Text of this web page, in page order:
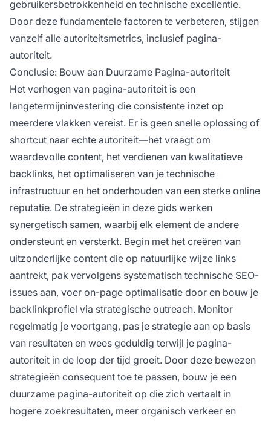
gebruikersbetrokkenheid en technische excellentie.
Door deze fundamentele factoren te verbeteren, stijgen
vanzelf alle autoriteitsmetrics, inclusief pagina-
autoriteit.
Conclusie: Bouw aan Duurzame Pagina-autoriteit
Het verhogen van pagina-autoriteit is een
langetermijninvestering die consistente inzet op
meerdere vlakken vereist. Er is geen snelle oplossing of
shortcut naar echte autoriteit—het vraagt om
waardevolle content, het verdienen van kwalitatieve
backlinks, het optimaliseren van je technische
infrastructuur en het onderhouden van een sterke online
reputatie. De strategieën in deze gids werken
synergetisch samen, waarbij elk element de andere
ondersteunt en versterkt. Begin met het creëren van
uitzonderlijke content die op natuurlijke wijze links
aantrekt, pak vervolgens systematisch technische SEO-
issues aan, voer on-page optimalisatie door en bouw je
backlinkprofiel via strategische outreach. Monitor
regelmatig je voortgang, pas je strategie aan op basis
van resultaten en wees geduldig terwijl je pagina-
autoriteit in de loop der tijd groeit. Door deze bewezen
strategieën consequent toe te passen, bouw je een
duurzame pagina-autoriteit op die zich vertaalt in
hogere zoekresultaten, meer organisch verkeer en